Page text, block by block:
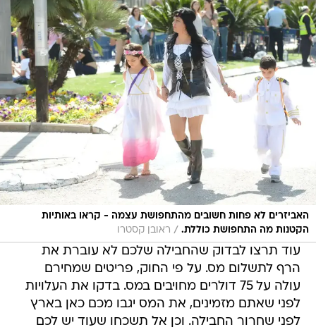
האביזרים לא פחות חשובים מהתחפושת עצמה - קראו באותיות
הקטנות מה התחפושת כוללת. / ראובן קסטרו
עוד תרצו לבדוק שהחבילה שלכם לא עוברת את
הרף לתשלום מס. על פי החוק, פריטים שמחירם
עולה על 75 דולרים מחויבים במס. בדקו את העלויות
לפני שאתם מזמינים, את המס יגבו מכם כאן בארץ
לפני שחרור החבילה. וכן אל תשכחו שעוד יש לכם